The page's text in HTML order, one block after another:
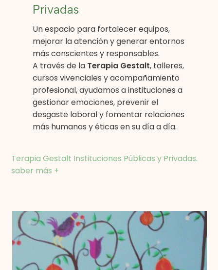
Privadas
Un espacio para fortalecer equipos,
mejorar la atención y generar entornos
más conscientes y responsables.
A través de la Terapia Gestalt, talleres,
cursos vivenciales y acompañamiento
profesional, ayudamos a instituciones a
gestionar emociones, prevenir el
desgaste laboral y fomentar relaciones
más humanas y éticas en su día a día.
Terapia Gestalt Instituciones Públicas y Privadas.
saber más +